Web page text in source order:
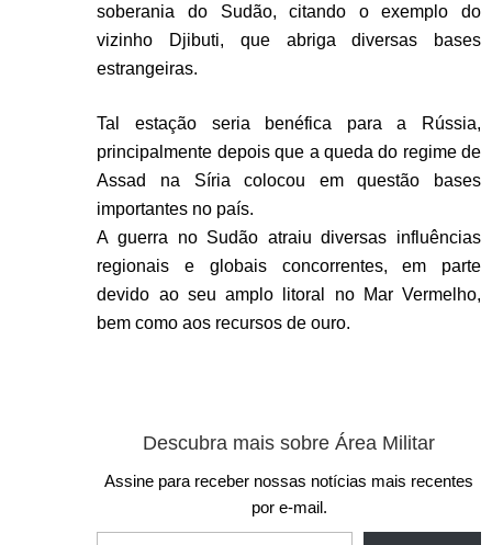
soberania do Sudão, citando o exemplo do
vizinho Djibuti, que abriga diversas bases
estrangeiras.
Tal estação seria benéfica para a Rússia,
principalmente depois que a queda do regime de
Assad na Síria colocou em questão bases
importantes no país.
A guerra no Sudão atraiu diversas influências
regionais e globais concorrentes, em parte
devido ao seu amplo litoral no Mar Vermelho,
bem como aos recursos de ouro.
Descubra mais sobre Área Militar
Assine para receber nossas notícias mais recentes
por e-mail.